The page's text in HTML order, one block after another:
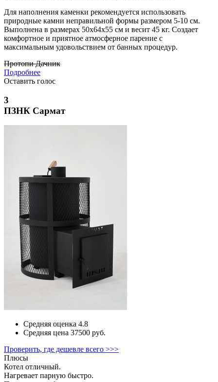
Для наполнения каменки рекомендуется использовать
природные камни неправильной формы размером 5-10 см.
Выполнена в размерах 50х64х55 см и весит 45 кг. Создает
комфортное и приятное атмосферное парение с
максимальным удовольствием от банных процедур.
Протопи Дачник
Подробнее
Оставить голос
3
ПЗНК Сармат
Средняя оценка 4.8
Средняя цена 37500 руб.
Проверить, где дешевле всего >>>
Плюсы
Котел отличный.
Нагревает парную быстро.